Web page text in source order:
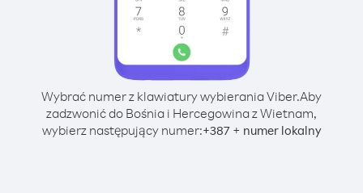
Wybrać numer z klawiatury wybierania Viber.Aby
zadzwonić do Bośnia i Hercegowina z Wietnam,
wybierz następujący numer:+387+ numer lokalny